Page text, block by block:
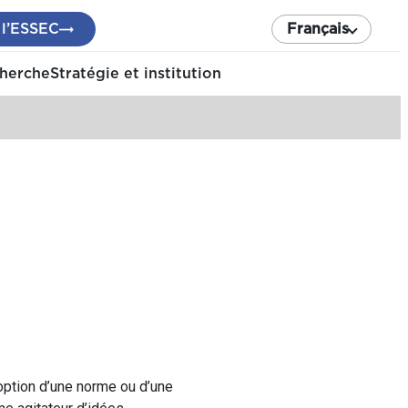
Français
Stratégie et institution
d’une norme ou d’une